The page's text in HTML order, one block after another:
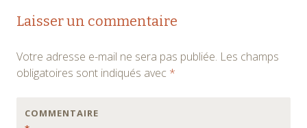
Laisser un commentaire
Votre adresse e-mail ne sera pas publiée. Les champs
obligatoires sont indiqués avec *
COMMENTAIRE